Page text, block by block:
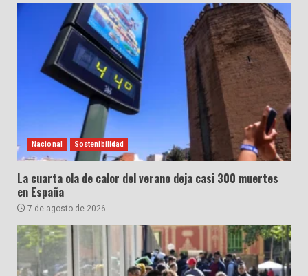
Nacional Sostenibilidad
La cuarta ola de calor del verano deja casi 300 muertes
en España
7 de agosto de 2026